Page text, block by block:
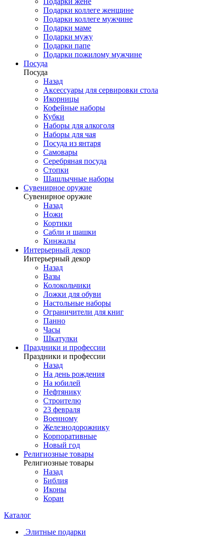
Подарки коллеге женщине
Подарки коллеге мужчине
Подарки маме
Подарки мужу
Подарки папе
Подарки пожилому мужчине
Посуда
Посуда
Назад
Аксессуары для сервировки стола
Икорницы
Кофейные наборы
Кубки
Наборы для алкоголя
Наборы для чая
Посуда из янтаря
Самовары
Серебряная посуда
Стопки
Шашлычные наборы
Сувенирное оружие
Сувенирное оружие
Назад
Ножи
Кортики
Сабли и шашки
Кинжалы
Интерьерный декор
Интерьерный декор
Назад
Вазы
Колокольчики
Ложки для обуви
Настольные наборы
Ограничители для книг
Панно
Часы
Шкатулки
Праздники и профессии
Праздники и профессии
Назад
На день рождения
На юбилей
Нефтянику
Строителю
23 февраля
Военному
Железнодорожнику
Корпоративные
Новый год
Религиозные товары
Религиозные товары
Назад
Библия
Иконы
Коран
Каталог
Элитные подарки